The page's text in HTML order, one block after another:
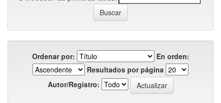
Ordenar por:
En orden:
Resultados por página
Autor/Registro: